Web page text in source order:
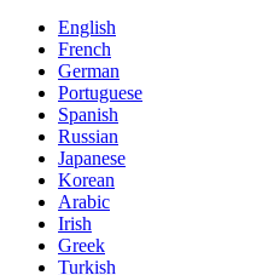
English
French
German
Portuguese
Spanish
Russian
Japanese
Korean
Arabic
Irish
Greek
Turkish